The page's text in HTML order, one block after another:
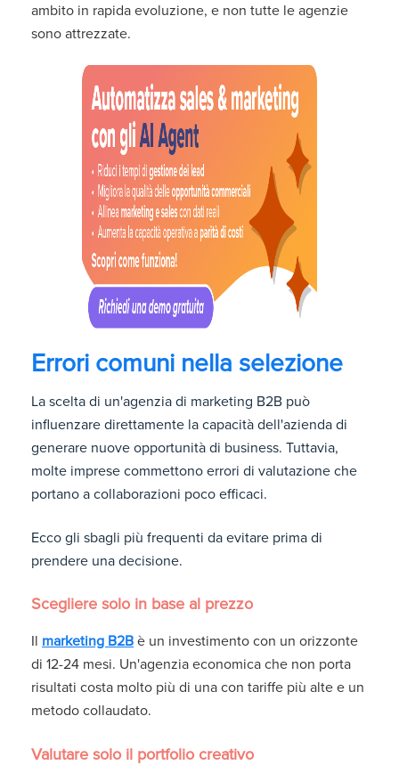
ambito in rapida evoluzione, e non tutte le agenzie
sono attrezzate.
Errori comuni nella selezione
La scelta di un'agenzia di marketing B2B può
influenzare direttamente la capacità dell'azienda di
generare nuove opportunità di business. Tuttavia,
molte imprese commettono errori di valutazione che
portano a collaborazioni poco efficaci.
Ecco gli sbagli più frequenti da evitare prima di
prendere una decisione.
Scegliere solo in base al prezzo
Il marketing B2B è un investimento con un orizzonte
di 12-24 mesi. Un'agenzia economica che non porta
risultati costa molto più di una con tariffe più alte e un
metodo collaudato.
Valutare solo il portfolio creativo